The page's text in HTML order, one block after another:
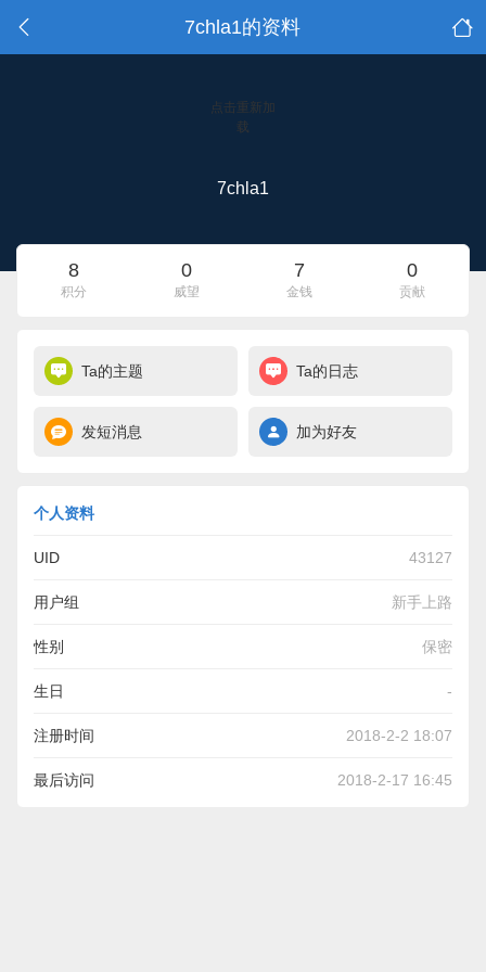
7chla1的资料
点击重新加
载
7chla1
8
积分
0
威望
7
金钱
0
贡献
Ta的主题 Ta的日志
发短消息 加为好友
个人资料
UID 43127
用户组 新手上路
性别 保密
生日 -
注册时间 2018-2-2 18:07
最后访问 2018-2-17 16:45